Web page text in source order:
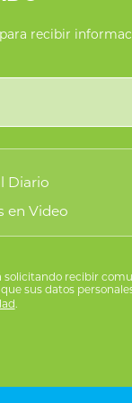
recibir
Diario
en Video
solicitando recibir
sus datos
.